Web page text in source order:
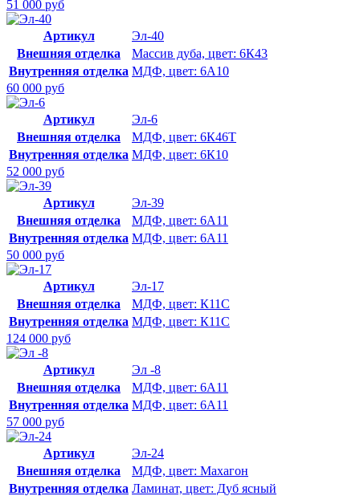
51 000 руб
Артикул
Эл-40
Внешняя отделка
Массив дуба, цвет: 6К43
Внутренняя отделка МДФ, цвет: 6А10
60 000 руб
Артикул
Эл-6
Внешняя отделка
МДФ, цвет: 6К46Т
Внутренняя отделка МДФ, цвет: 6К10
52 000 руб
Артикул
Эл-39
Внешняя отделка
МДФ, цвет: 6А11
Внутренняя отделка МДФ, цвет: 6А11
50 000 руб
Артикул
Эл-17
Внешняя отделка
МДФ, цвет: К11С
Внутренняя отделка МДФ, цвет: К11С
124 000 руб
Артикул
Эл -8
Внешняя отделка
МДФ, цвет: 6А11
Внутренняя отделка МДФ, цвет: 6А11
57 000 руб
Артикул
Эл-24
Внешняя отделка
МДФ, цвет: Махагон
Внутренняя отделка Ламинат, цвет: Дуб ясный